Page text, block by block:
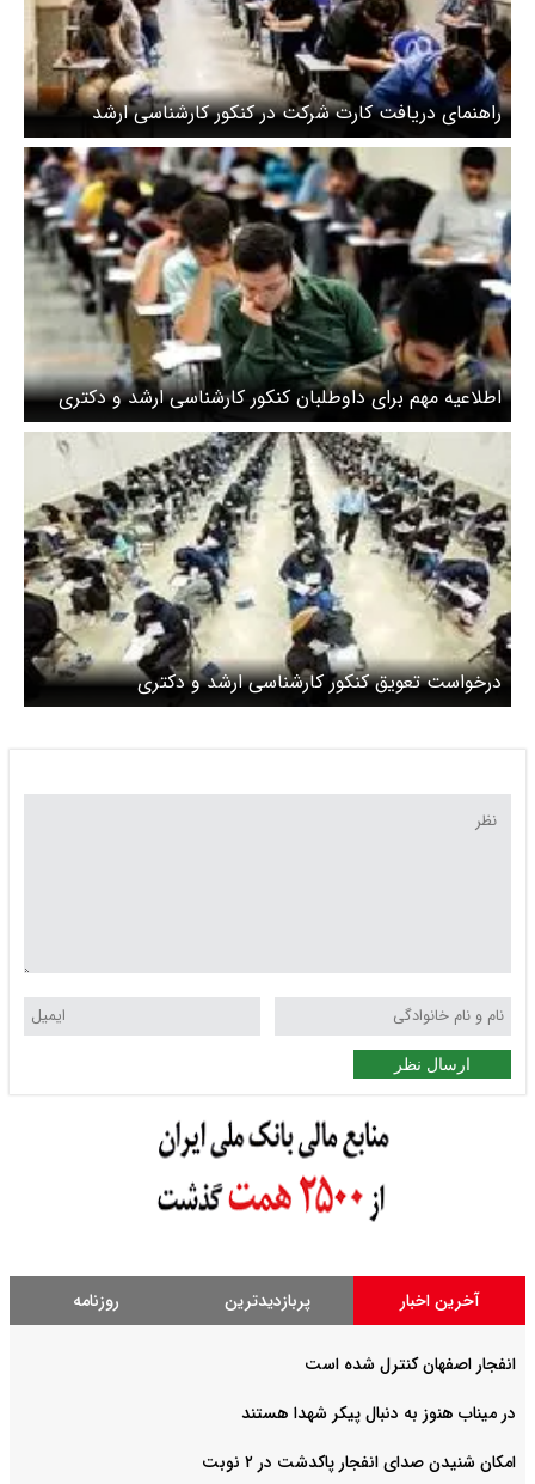
راهنمای دریافت کارت شرکت در کنکور کارشناسی ارشد
اطلاعیه مهم برای داوطلبان کنکور کارشناسی ارشد و دکتری
درخواست تعویق کنکور کارشناسی ارشد و دکتری
ارسال نظر
آخرین اخبار پربازدیدترین روزنامه
انفجار اصفهان کنترل شده است
در میناب هنوز به دنبال پیکر شهدا هستند
امکان شنیدن صدای انفجار پاکدشت در ۲ نوبت